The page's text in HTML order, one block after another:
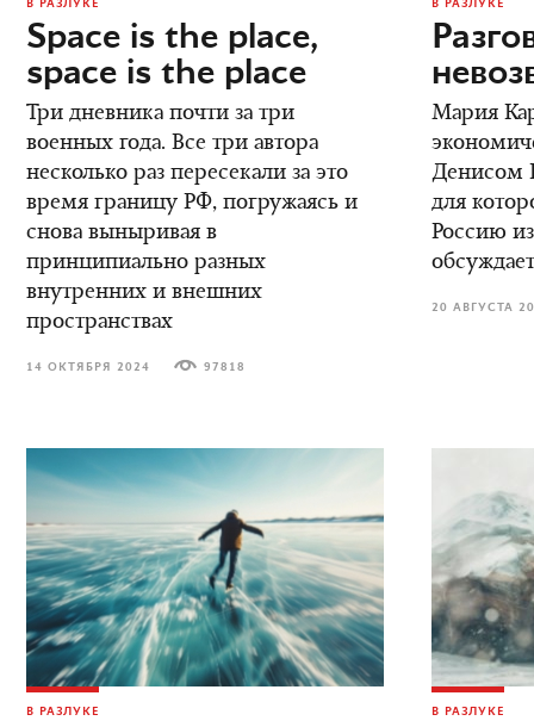
В РАЗЛУКЕ
Space is the place,
space is the place
Три дневника почти за три
военных года. Все три автора
несколько раз пересекали за это
время границу РФ, погружаясь и
снова выныривая в
принципиально разных
внутренних и внешних
пространствах
14 ОКТЯБРЯ 2024 97818
В РАЗЛУКЕ
Мария
Денисом
для
Россию
20 АВГУСТА
В РАЗЛУКЕ В РАЗЛУКЕ